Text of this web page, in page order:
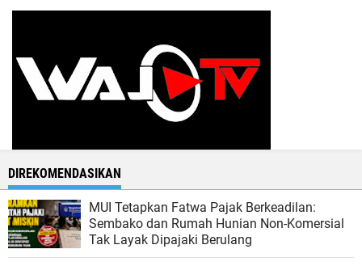
DIREKOMENDASIKAN
MUI Tetapkan Fatwa Pajak Berkeadilan:
Sembako dan Rumah Hunian Non-Komersial
Tak Layak Dipajaki Berulang